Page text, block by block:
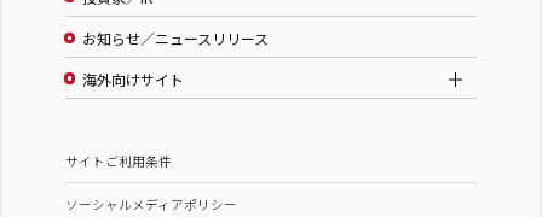
お知らせ／ニュースリリース
海外向けサイト
サイトご利用条件
ソーシャルメディアポリシー